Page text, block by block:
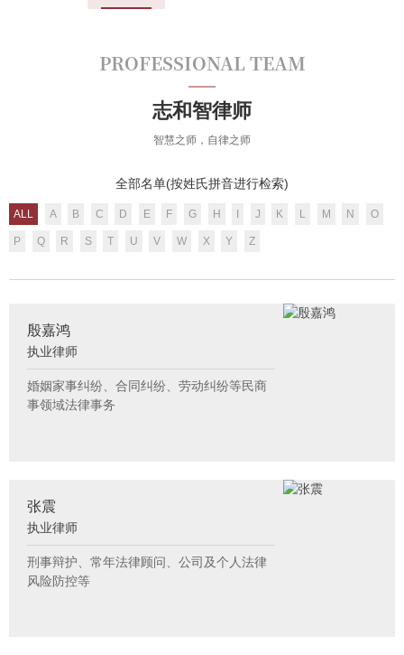
PROFESSIONAL TEAM
志和智律师
智慧之师，自律之师
全部名单(按姓氏拼音进行检索)
ALL A B C D E F G H J K L M N O
P Q R S T U V W X Y Z
殷嘉鸿
执业律师
婚姻家事纠纷、合同纠纷、劳动纠纷等民商
事领域法律事务
张震
执业律师
刑事辩护、常年法律顾问、公司及个人法律
风险防控等